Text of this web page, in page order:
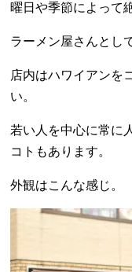
曜日や季節によって
ラーメン屋さんとし
店内はハワイアンを
い。
若い人を中心に常に
コトもあります。
外観はこんな感じ。